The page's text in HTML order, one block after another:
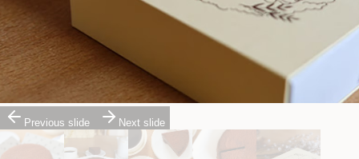
Previous slide Next slide